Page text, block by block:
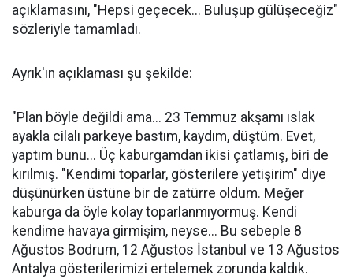
açıklamasını, "Hepsi geçecek... Buluşup gülüşeceğiz"
sözleriyle tamamladı.
Ayrık'ın açıklaması şu şekilde:
"Plan böyle değildi ama... 23 Temmuz akşamı ıslak
ayakla cilalı parkeye bastım, kaydım, düştüm. Evet,
yaptım bunu... Üç kaburgamdan ikisi çatlamış, biri de
kırılmış. "Kendimi toparlar, gösterilere yetişirim" diye
düşünürken üstüne bir de zatürre oldum. Meğer
kaburga da öyle kolay toparlanmıyormuş. Kendi
kendime havaya girmişim, neyse... Bu sebeple 8
Ağustos Bodrum, 12 Ağustos İstanbul ve 13 Ağustos
Antalya gösterilerimizi ertelemek zorunda kaldık.